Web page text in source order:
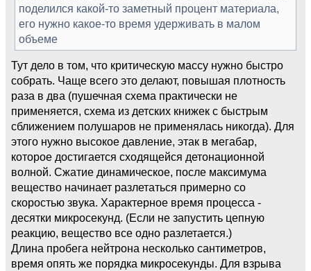
поделился какой-то заметный процент материала,
его нужно какое-то время удерживать в малом
объеме
Тут дело в том, что критическую массу нужно быстро
собрать. Чаще всего это делают, повышая плотность
раза в два (пушечная схема практически не
применяется, схема из детских книжек с быстрым
сближением полушаров не применялась никогда). Для
этого нужно высокое давление, этак в мегабар,
которое достигается сходящейся детонационной
волной. Сжатие динамическое, после максимума
вещество начинает разлетаться примерно со
скоростью звука. Характерное время процесса -
десятки микросекунд. (Если не запустить цепную
реакцию, вещество все одно разлетается.)
Длина пробега нейтрона несколько сантиметров,
время опять же порядка микросекунды. Для взрыва